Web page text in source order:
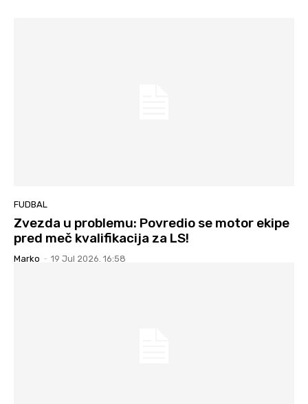
FUDBAL
Zvezda u problemu: Povredio se motor ekipe
pred meč kvalifikacija za LS!
Marko - 19 Jul 2026. 16:58